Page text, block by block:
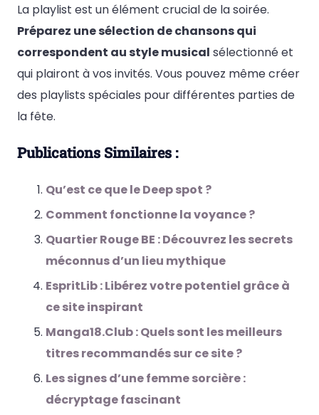
La playlist est un élément crucial de la soirée.
Préparez une sélection de chansons qui
correspondent au style musical sélectionné et
qui plairont à vos invités. Vous pouvez même créer
des playlists spéciales pour différentes parties de
la fête.
Publications Similaires :
Qu’est ce que le Deep spot ?
Comment fonctionne la voyance ?
Quartier Rouge BE : Découvrez les secrets
méconnus d’un lieu mythique
EspritLib : Libérez votre potentiel grâce à
ce site inspirant
Manga18.Club : Quels sont les meilleurs
titres recommandés sur ce site ?
Les signes d’une femme sorcière :
décryptage fascinant